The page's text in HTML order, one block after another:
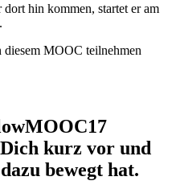
hin kommen, startet er am
.
diesem MOOC teilnehmen
kurz vor und
bewegt hat.